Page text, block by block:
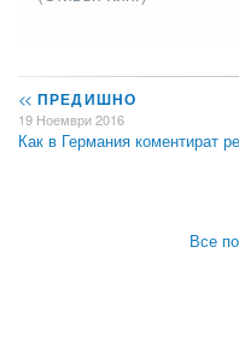
<< ПРЕДИШНО
19 Ноември 2016
Как в Германия коментират
Все